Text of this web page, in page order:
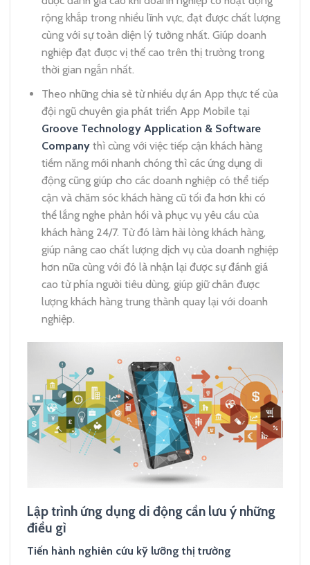
rộng khắp trong nhiều lĩnh vực, đạt được chất lượng
cùng với sự toàn diện lý tưởng nhất. Giúp doanh
nghiệp đạt được vị thế cao trên thị trường trong
thời gian ngắn nhất.
Theo những chia sẻ từ nhiều dự án App thực tế của
đội ngũ chuyên gia phát triển App Mobile tại
Groove Technology Application & Software
Companythì cùng với việc tiếp cận khách hàng
tiềm năng mới nhanh chóng thì các ứng dụng di
động cũng giúp cho các doanh nghiệp có thể tiếp
cận và chăm sóc khách hàng cũ tối đa hơn khi có
thể lắng nghe phản hồi và phục vụ yêu cầu của
khách hàng 24/7. Từ đó làm hài lòng khách hàng,
giúp nâng cao chất lượng dịch vụ của doanh nghiệp
hơn nữa cùng với đó là nhận lại được sự đánh giá
cao từ phía người tiêu dùng, giúp giữ chân được
lượng khách hàng trung thành quay lại với doanh
nghiệp.
Lập trình ứng dụng di động cần lưu ý những
điều gì
Tiến hành nghiên cứu kỹ lưỡng thị trường